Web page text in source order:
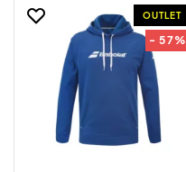
OUTLET
- 57%